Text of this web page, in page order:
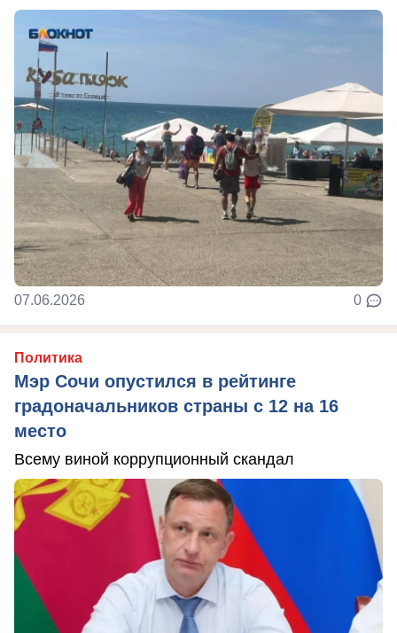
07.06.2026 0
Политика
Мэр Сочи опустился в рейтинге
градоначальников страны с 12 на 16
место
Всему виной коррупционный скандал